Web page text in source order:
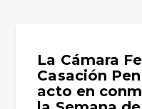
La Cámara
Casación
acto en